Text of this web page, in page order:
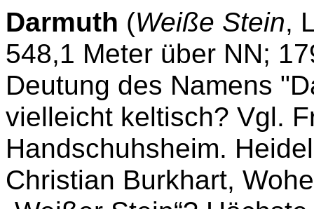
Darmuth (Weiße Stein,
548,1 Meter über NN;
Deutung des Namens
vielleicht keltisch? Vgl.
Handschuhsheim.
Christian Burkhart,